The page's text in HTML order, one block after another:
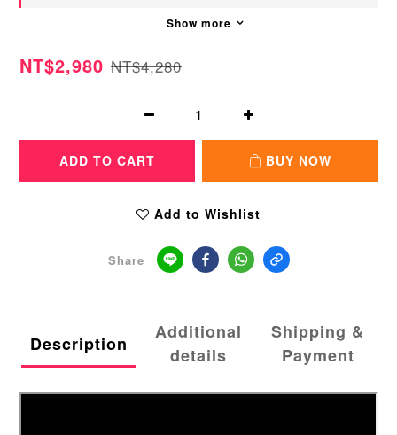
Show more
NT$2,980 NT$4,280
ADD TO CART BUY NOW
Add to Wishlist
Share
Description
Additional
details
Shipping &
Payment